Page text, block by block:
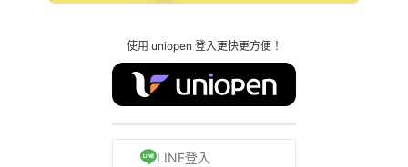
使用 uniopen 登入更快更方便！
LINE登入